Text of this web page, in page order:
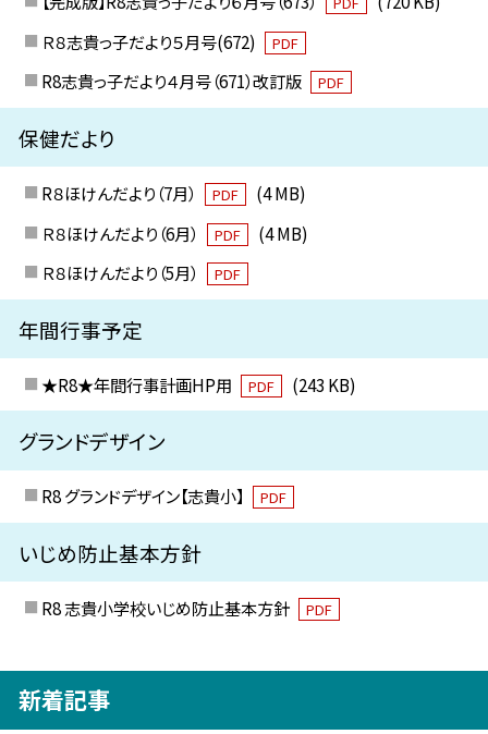
Ｒ８志貴っ子だより５月号(672)
PDF
R8志貴っ子だより４月号（671）改訂版 PDF
保健だより
R８ほけんだより（7月） PDF
(4 MB)
Ｒ８ほけんだより（6月）
PDF
(4 MB)
Ｒ８ほけんだより（5月）
PDF
年間行事予定
★R8★年間行事計画HP用 PDF (243 KB)
グランドデザイン
R8 グランドデザイン【志貴小】 PDF
いじめ防止基本方針
R8 志貴小学校いじめ防止基本方針 PDF
新着記事